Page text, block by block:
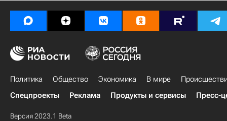
Политика Общество Экономика В мире
Спецпроекты
Реклама Продукты и сервисы Пресс-
Версия 2023.1 Beta